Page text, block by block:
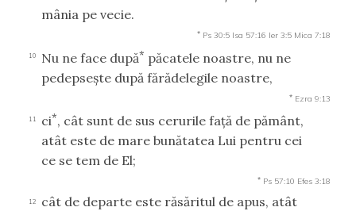
mânia pe vecie.
* Ps 30:5 Isa 57:16 Ier 3:5 Mica 7:18
10 Nu ne face după* păcatele noastre, nu ne
pedepseşte după fărădelegile noastre,
* Ezra 9:13
11 ci*, cât sunt de sus cerurile faţă de pământ,
atât este de mare bunătatea Lui pentru cei
ce se tem de El;
* Ps 57:10 Efes 3:18
12
cât de departe este răsăritul de apus, atât